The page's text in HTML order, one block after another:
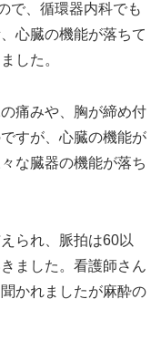
で、循環器内科でも
心臓の機能が落ちて
した。
痛みや、胸が締め付
すが、心臓の機能が
な臓器の機能が落ち
られ、脈拍は60以
ました。看護師さん
かれましたが麻酔の